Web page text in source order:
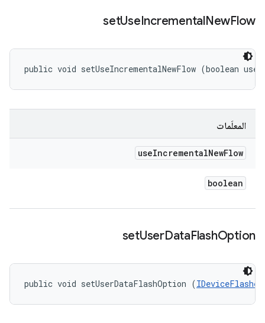
setUseIncrementalNewFlow
public void setUseIncrementalNewFlow (boolean
المعلَمات
useIncrementalNewFlow
boolean
setUserDataFlashOption
public void setUserDataFlashOption (